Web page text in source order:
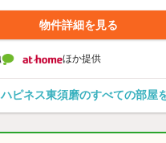
物件詳細を見る
ほか提供
ハピネス東須磨のすべての部屋